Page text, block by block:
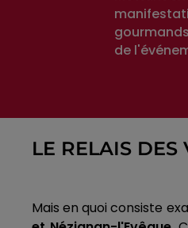
de
LE RELAIS DES
Mais en quoi consiste